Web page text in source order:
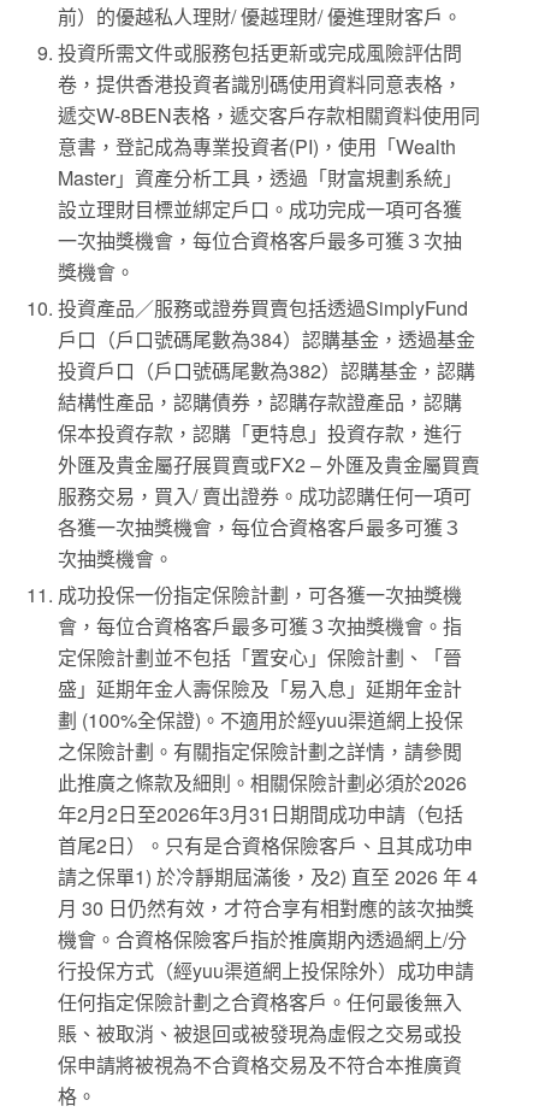
前）的優越私人理財/ 優越理財/ 優進理財客戶。
投資所需文件或服務包括更新或完成風險評估問
卷，提供香港投資者識別碼使用資料同意表格，
遞交W-8BEN表格，遞交客戶存款相關資料使用同
意書，登記成為專業投資者(PI)，使用「Wealth
Master」資產分析工具，透過「財富規劃系統」
設立理財目標並綁定戶口。成功完成一項可各獲
一次抽獎機會，每位合資格客戶最多可獲３次抽
獎機會。
投資產品／服務或證券買賣包括透過SimplyFund
戶口（戶口號碼尾數為384）認購基金，透過基金
投資戶口（戶口號碼尾數為382）認購基金，認購
結構性產品，認購債券，認購存款證產品，認購
保本投資存款，認購「更特息」投資存款，進行
外匯及貴金屬孖展買賣或FX2 – 外匯及貴金屬買賣
服務交易，買入/ 賣出證券。成功認購任何一項可
各獲一次抽獎機會，每位合資格客戶最多可獲３
次抽獎機會。
成功投保一份指定保險計劃，可各獲一次抽獎機
會，每位合資格客戶最多可獲３次抽獎機會。指
定保險計劃並不包括「置安心」保險計劃、「晉
盛」延期年金人壽保險及「易入息」延期年金計
劃 (100%全保證)。不適用於經yuu渠道網上投保
之保險計劃。有關指定保險計劃之詳情，請參閲
此推廣之條款及細則。相關保險計劃必須於2026
年2月2日至2026年3月31日期間成功申請（包括
首尾2日）。只有是合資格保險客戶、且其成功申
請之保單1) 於冷靜期屆滿後，及2) 直至 2026 年 4
月 30 日仍然有效，才符合享有相對應的該次抽獎
機會。合資格保險客戶指於推廣期內透過網上/分
行投保方式（經yuu渠道網上投保除外）成功申請
任何指定保險計劃之合資格客戶。任何最後無入
賬、被取消、被退回或被發現為虛假之交易或投
保申請將被視為不合資格交易及不符合本推廣資
格。